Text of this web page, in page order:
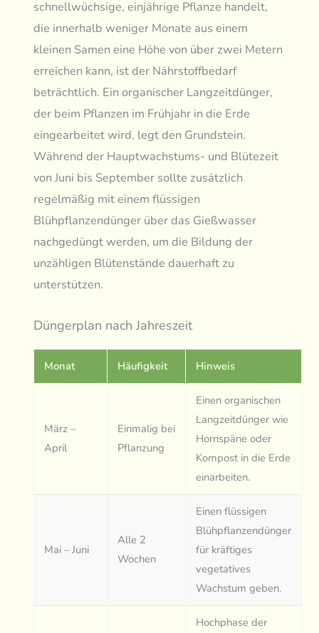
schnellwüchsige, einjährige Pflanze handelt,
die innerhalb weniger Monate aus einem
kleinen Samen eine Höhe von über zwei Metern
erreichen kann, ist der Nährstoffbedarf
beträchtlich. Ein organischer Langzeitdünger,
der beim Pflanzen im Frühjahr in die Erde
eingearbeitet wird, legt den Grundstein.
Während der Hauptwachstums- und Blütezeit
von Juni bis September sollte zusätzlich
regelmäßig mit einem flüssigen
Blühpflanzendünger über das Gießwasser
nachgedüngt werden, um die Bildung der
unzähligen Blütenstände dauerhaft zu
unterstützen.
Düngerplan nach Jahreszeit
Monat Häufigkeit Hinweis
März –
April
Einmalig bei
Pflanzung
Einen organischen
Langzeitdünger wie
Hornspäne oder
Kompost in die Erde
einarbeiten.
Mai – Juni
Alle 2
Wochen
Einen flüssigen
Blühpflanzendünger
für kräftiges
vegetatives
Wachstum geben.
Hochphase der